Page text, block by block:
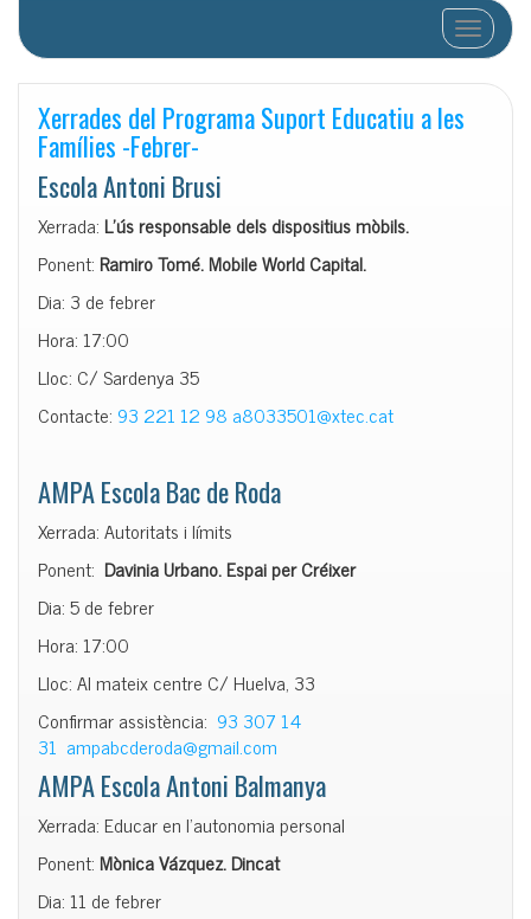
Cambiar
Xerrades del Programa Suport Educatiu a les
Famílies -Febrer-
Escola Antoni Brusi
Xerrada: L’ús responsable dels dispositius mòbils.
Ponent: Ramiro Tomé. Mobile World Capital.
Dia: 3 de febrer
Hora: 17:00
Lloc: C/ Sardenya 35
Contacte: 93 221 12 98 a8033501@xtec.cat
AMPA Escola Bac de Roda
Xerrada: Autoritats i límits
Ponent: Davinia Urbano. Espai per Créixer
Dia: 5 de febrer
Hora: 17:00
Lloc: Al mateix centre C/ Huelva, 33
Confirmar assistència: 93 307 14
31 ampabcderoda@gmail.com
AMPA Escola Antoni Balmanya
Xerrada: Educar en l’autonomia personal
Ponent: Mònica Vázquez. Dincat
Dia: 11 de febrer